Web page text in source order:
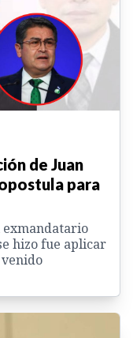
de Juan
para
exmandatario
hizo fue aplicar